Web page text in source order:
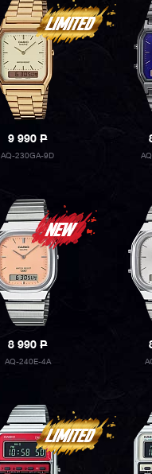
9 990P
AQ-230GA-9D
8 990P
AQ-240E-4A